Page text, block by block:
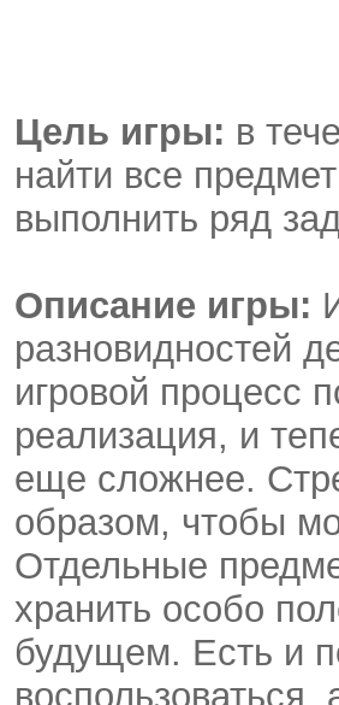
Цель игры: в
найти все
выполнить ряд
Описание игры:
разновидностей
игровой процесс
реализация, и
еще сложнее.
образом, чтобы
Отдельные
хранить особо
будущем. Есть и
воспользоваться,